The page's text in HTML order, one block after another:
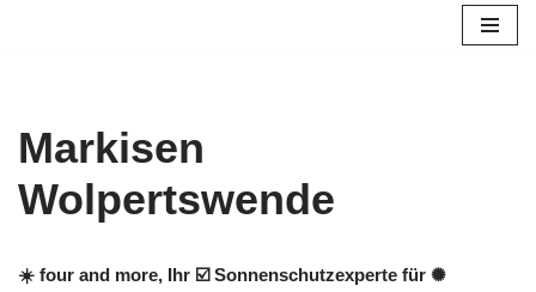
Markisen
Wolpertswende
☀️ four and more, Ihr ☑️ Sonnenschutzexperte für ✺